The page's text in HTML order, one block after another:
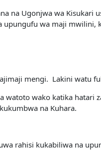
na Ugonjwa wa
upungufu wa maji
mengi. Lakini watu
watoto wako katika
na Kuhara.
rahisi kukabiliwa na